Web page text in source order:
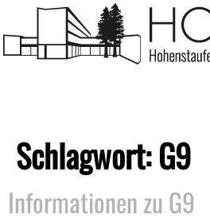
Schlagwort:G9
Informationen zu G9